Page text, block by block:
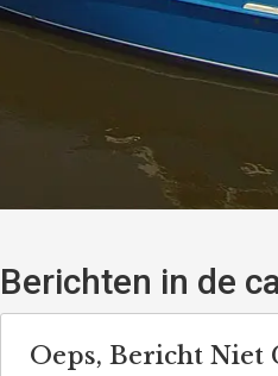
Berichten in de
Oeps, Bericht Niet